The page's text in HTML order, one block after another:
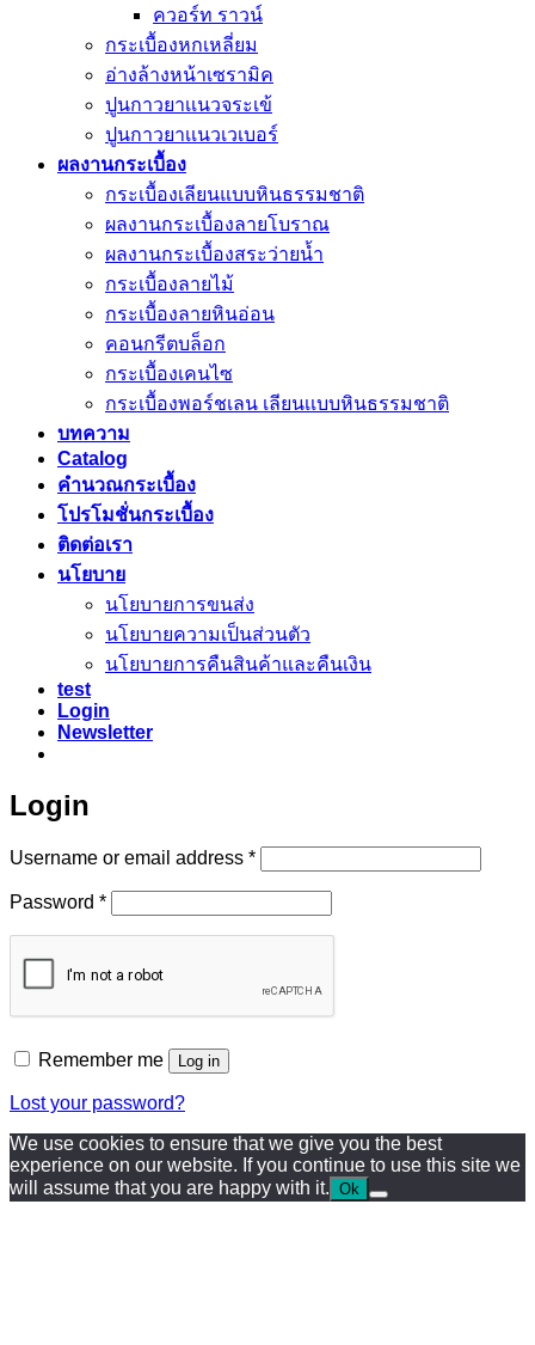
ควอร์ท ราวน์
กระเบื้องหกเหลี่ยม
อ่างล้างหน้าเซรามิค
ปูนกาวยาเเนวจระเข้
ปูนกาวยาเเนวเวเบอร์
ผลงานกระเบื้อง
กระเบื้องเลียนแบบหินธรรมชาติ
ผลงานกระเบื้องลายโบราณ
ผลงานกระเบื้องสระว่ายนํ้า
กระเบื้องลายไม้
กระเบื้องลายหินอ่อน
คอนกรีตบล็อก
กระเบื้องเคนไซ
กระเบื้องพอร์ชเลน เลียนเเบบหินธรรมชาติ
บทความ
Catalog
คำนวณกระเบื้อง
โปรโมชั่นกระเบื้อง
ติดต่อเรา
นโยบาย
นโยบายการขนส่ง
นโยบายความเป็นส่วนตัว
นโยบายการคืนสินค้าและคืนเงิน
test
Login
Newsletter
Login
Username or email address *Required
Password *Required
Remember me Log in
Lost your password?
We use cookies to ensure that we give you the best
experience on our website. If you continue to use this site we
will assume that you are happy with it. Ok